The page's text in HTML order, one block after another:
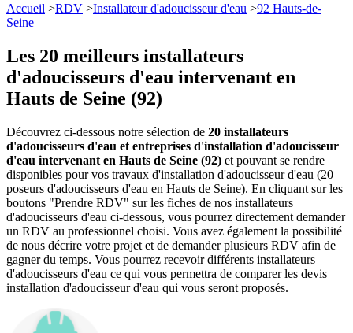
Accueil >RDV >Installateur d'adoucisseur d'eau >92 Hauts-de-
Seine
Les 20 meilleurs installateurs
d'adoucisseurs d'eau intervenant en
Hauts de Seine (92)
Découvrez ci-dessous notre sélection de 20 installateurs
d'adoucisseurs d'eau et entreprises d'installation d'adoucisseur
d'eau intervenant en Hauts de Seine (92) et pouvant se rendre
disponibles pour vos travaux d'installation d'adoucisseur d'eau (20
poseurs d'adoucisseurs d'eau en Hauts de Seine). En cliquant sur les
boutons "Prendre RDV" sur les fiches de nos installateurs
d'adoucisseurs d'eau ci-dessous, vous pourrez directement demander
un RDV au professionnel choisi. Vous avez également la possibilité
de nous décrire votre projet et de demander plusieurs RDV afin de
gagner du temps. Vous pourrez recevoir différents installateurs
d'adoucisseurs d'eau ce qui vous permettra de comparer les devis
installation d'adoucisseur d'eau qui vous seront proposés.